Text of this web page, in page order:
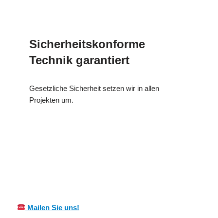
Sicherheitskonforme
Technik garantiert
Gesetzliche Sicherheit setzen wir in allen
Projekten um.
Mailen Sie uns!